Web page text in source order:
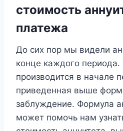
стоимость
платежа
До сих пор мы видели
конце каждого периода.
производится в начале
приведенная выше
заблуждение. Формула
может помочь нам